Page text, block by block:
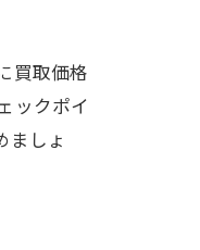
買取価格
ックポイ
ましょ